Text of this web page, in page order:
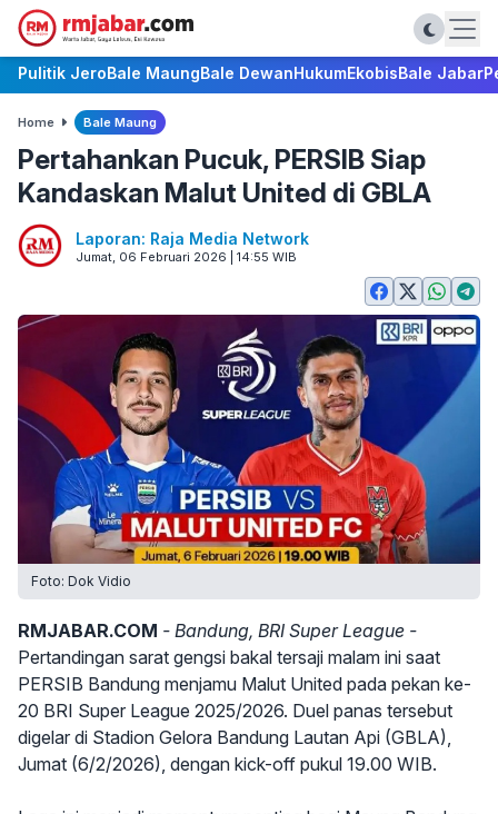
Pulitik JeroBale MaungBale DewanHukumEkobisBale Jabar
Home Bale Maung
Pertahankan Pucuk, PERSIB Siap
Kandaskan Malut United di GBLA
Laporan: Raja Media Network
Jumat, 06 Februari 2026 | 14:55 WIB
Foto: Dok Vidio
RMJABAR.COM - Bandung, BRI Super League -
Pertandingan sarat gengsi bakal tersaji malam ini saat
PERSIB Bandung menjamu Malut United pada pekan ke-
20 BRI Super League 2025/2026. Duel panas tersebut
digelar di Stadion Gelora Bandung Lautan Api (GBLA),
Jumat (6/2/2026), dengan kick-off pukul 19.00 WIB.